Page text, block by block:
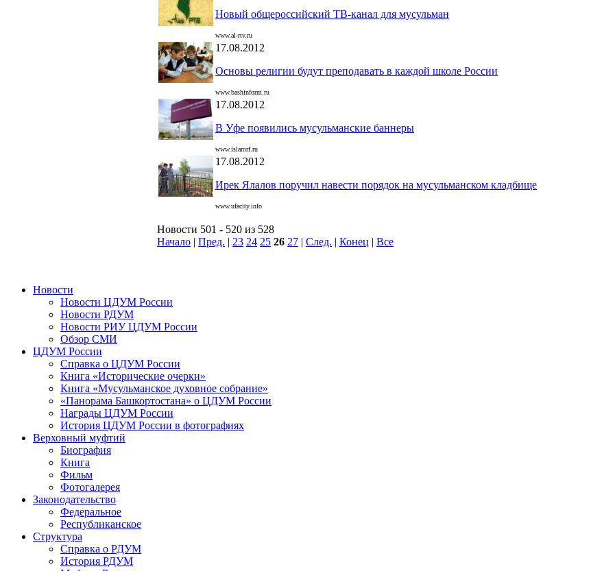
Новый общероссийский ТВ-канал для мусульман
www.al-rtv.ru
17.08.2012
Основы религии будут преподавать в каждой школе России
www.bashinform.ru
17.08.2012
В Уфе появились мусульманские баннеры
www.islamrf.ru
17.08.2012
Ирек Ялалов поручил навести порядок на мусульманском кладбище
www.ufacity.info
Новости 501 - 520 из 528
Начало | Пред. | 23 24 25 26 27 | След. | Конец | Все
Новости
Новости ЦДУМ России
Новости РДУМ
Новости РИУ ЦДУМ России
Обзор СМИ
ЦДУМ России
Справка о ЦДУМ России
Книга «Исторические очерки»
Книга «Мусульманское духовное собрание»
«Панорама Башкортостана» о ЦДУМ России
Награды ЦДУМ России
История ЦДУМ России в фотографиях
Верховный муфтий
Биография
Книга
Фильм
Фотогалерея
Законодательство
Федеральное
Республиканское
Структура
Справка о РДУМ
История РДУМ